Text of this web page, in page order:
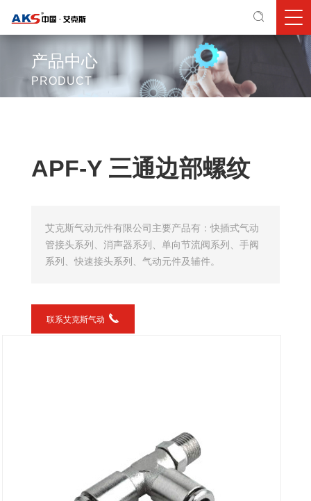
产品中心
PRODUCT
APF-Y 三通边部螺纹
艾克斯气动元件有限公司主要产品有：快插式气动
管接头系列、消声器系列、单向节流阀系列、手阀
系列、快速接头系列、气动元件及辅件。
联系艾克斯气动